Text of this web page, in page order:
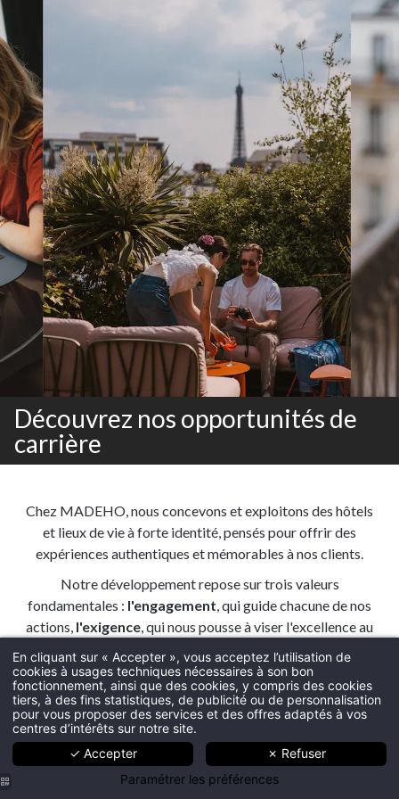
À PROPOS
GESTION HÔTELIÈRE
CONSEIL HÔTELIER
HÔTELS
Nom :
Prénom :
Société :
Nom*:
Prénom :
Email*:
Message*:
En cliquant sur « Accepter », vous acceptez l’utilisation de
cookies à usages techniques nécessaires à son bon
fonctionnement, ainsi que des cookies, y compris des cookies
tiers, à des fins statistiques, de publicité ou de personnalisation
pour vous proposer des services et des offres adaptés à vos
centres d’intérêts sur notre site.
✓ Accepter
✗ Refuser
Paramétrer les préférences